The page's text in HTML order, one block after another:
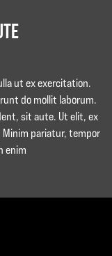
ut ex exercitation.
do mollit laborum.
sit aute. Ut elit, ex
pariatur, tempor
enim